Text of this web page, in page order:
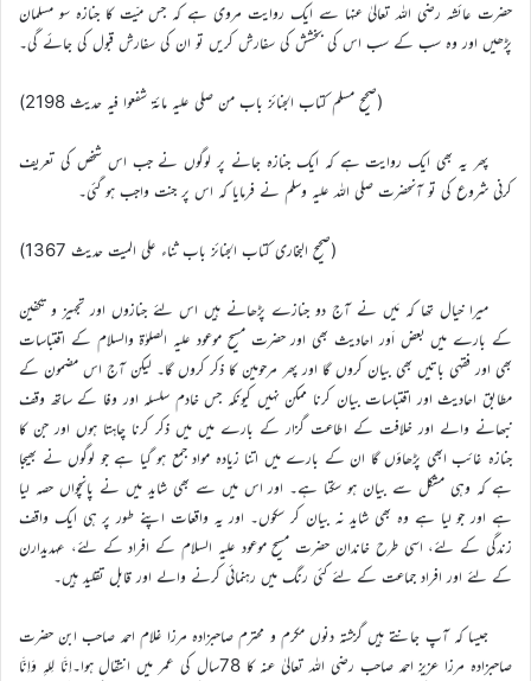
حضرت عائشہ رضی اللہ تعالیٰ عنہا سے ایک روایت مروی ہے کہ جس میّت کا جنازہ سو مسلمان
پڑھیں اور وہ سب کے سب اس کی بخشش کی سفارش کریں تو ان کی سفارش قبول کی جائے گی۔
(صحیح مسلم کتاب الجنائز باب من صلی علیہ مائۃ شفعوا فیہ حدیث 2198)
پھر یہ بھی ایک روایت ہے کہ ایک جنازہ جانے پر لوگوں نے جب اس شخص کی تعریف
کرنی شروع کی تو آنحضرت صلی اللہ علیہ وسلم نے فرمایا کہ اس پر جنت واجب ہو گئی۔
(صحیح البخاری کتاب الجنائز باب ثناء علی المیت حدیث 1367)
میرا خیال تھا کہ مَیں نے آج دو جنازے پڑھانے ہیں اس لئے جنازوں اور تجہیز و تکفین
کے بارے میں بعض اَور احادیث بھی اور حضرت مسیح موعود علیہ الصلوٰۃ والسلام کے اقتباسات
بھی اور فقہی باتیں بھی بیان کروں گا اور پھر مرحومین کا ذکر کروں گا۔ لیکن آج اس مضمون کے
مطابق احادیث اور اقتباسات بیان کرنا ممکن نہیں کیونکہ جس خادم سلسلہ اور وفا کے ساتھ وقف
نبھانے والے اور خلافت کے اطاعت گزار کے بارے میں میں ذکر کرنا چاہتا ہوں اور جن کا
جنازہ غائب ابھی پڑھاؤں گا ان کے بارے میں اتنا زیادہ مواد جمع ہو گیا ہے جو لوگوں نے بھیجا
ہے کہ وہی مشکل سے بیان ہو سکتا ہے۔ اور اس میں سے بھی شاید میں نے پانچواں حصہ لیا
ہے اور جو لیا ہے وہ بھی شاید نہ بیان کر سکوں۔ اور یہ واقعات اپنے طور پر ہی ایک واقف
زندگی کے لئے، اسی طرح خاندان حضرت مسیح موعود علیہ السلام کے افراد کے لئے، عہدیدارن
کے لئے اور افراد جماعت کے لئے کئی رنگ میں رہنمائی کرنے والے اور قابل تقلید ہیں۔
جیسا کہ آپ جانتے ہیں گزشتہ دنوں مکرم و محترم صاحبزادہ مرزا غلام احمد صاحب ابن حضرت
صاحبزادہ مرزا عزیز احمد صاحب رضی اللہ تعالیٰ عنہ کا 78سال کی عمر میں انتقال ہوا۔اِنَّا لِلہِ وَاِنَّا